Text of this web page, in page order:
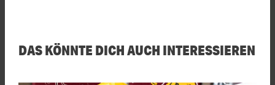
DAS KÖNNTE DICH AUCH INTERESSIEREN